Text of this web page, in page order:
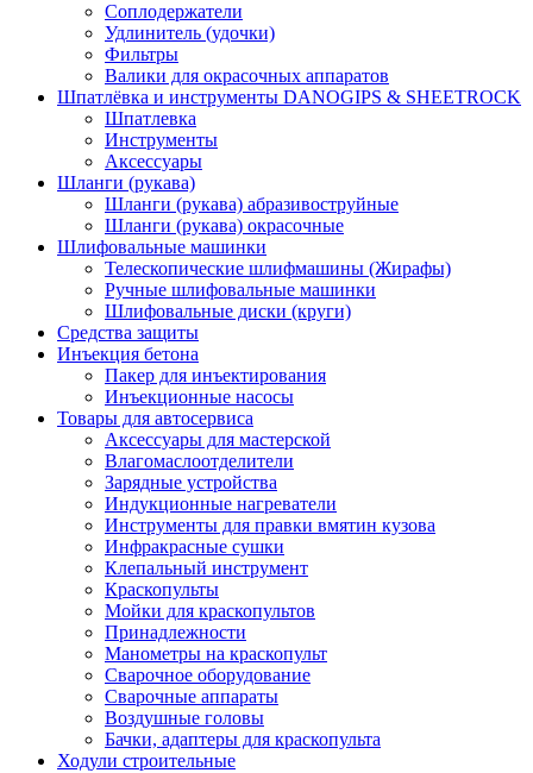
Соплодержатели
Удлинитель (удочки)
Фильтры
Валики для окрасочных аппаратов
Шпатлёвка и инструменты DANOGIPS & SHEETROCK
Шпатлевка
Инструменты
Аксессуары
Шланги (рукава)
Шланги (рукава) абразивоструйные
Шланги (рукава) окрасочные
Шлифовальные машинки
Телескопические шлифмашины (Жирафы)
Ручные шлифовальные машинки
Шлифовальные диски (круги)
Средства защиты
Инъекция бетона
Пакер для инъектирования
Инъекционные насосы
Товары для автосервиса
Аксессуары для мастерской
Влагомаслоотделители
Зарядные устройства
Индукционные нагреватели
Инструменты для правки вмятин кузова
Инфракрасные сушки
Клепальный инструмент
Краскопульты
Мойки для краскопультов
Принадлежности
Манометры на краскопульт
Сварочное оборудование
Сварочные аппараты
Воздушные головы
Бачки, адаптеры для краскопульта
Ходули строительные